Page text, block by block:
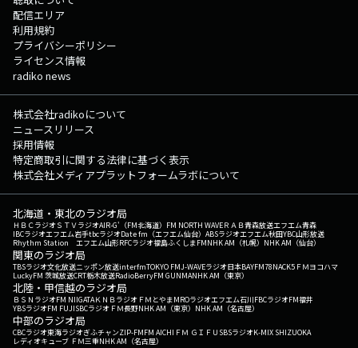
配信エリア
利用規約
プライバシーポリシー
ライセンス情報
radiko news
株式会社radikoについて
ニュースリリース
採用情報
特定商取引に関する法律に基づく表示
株式会社メディアプラットフォームラボについて
北海道・東北のラジオ局
ＨＢＣラジオＳＴＶラジオAIR-G'（FM北海道） FM NORTH WAVEＲＡＢ青森放送エフエム青森
IBCラジオエフエム岩手tbcラジオDate fm（エフエム仙台） ABSラジオエフエム秋田YBC山形放送
Rhythm Station エフエム山形RFCラジオ福島ふくしまFMNHK AM（札幌） NHK AM（仙台）
関東のラジオ局
TBSラジオ文化放送ニッポン放送interfmTOKYO FMJ-WAVEラジオ日本BAYFM78NACK5 ＦＭヨコハマ
LuckyFM 茨城放送CRT栃木放送RadioBerryFM GUNMANHK AM（東京）
北陸・甲信越のラジオ局
ＢＳＮラジオFM NIIGATAＫＮＢラジオ ＦＭとやまMROラジオエフエム石川FBCラジオFM福井
YBSラジオFM FUJISBCラジオ ＦＭ長野NHK AM（東京） NHK AM（名古屋）
中部のラジオ局
CBCラジオ東海ラジオぎふチャンZIP-FMFM AICHI ＦＭ ＧＩＦＵ SBSラジオK-MIX SHIZUOKA
レディオキューブ ＦＭ三重NHK AM（名古屋）